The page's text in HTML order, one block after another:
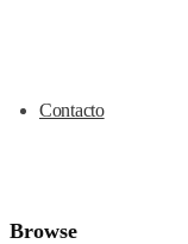
Contacto
Browse